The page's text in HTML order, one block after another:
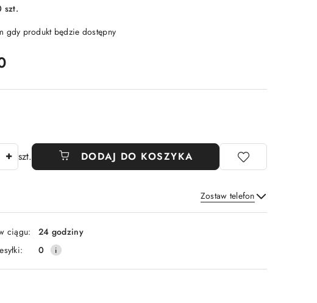
szt.
gdy produkt będzie dostępny
szt. DODAJ DO KOSZYKA
Zostaw telefon
Wyślij
ciągu:
24 godziny
0